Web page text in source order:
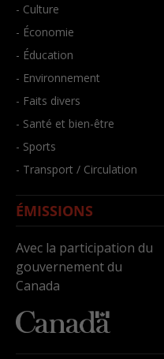
- Culture
- Économie
- Éducation
- Environnement
- Faits divers
- Santé et bien-être
- Sports
- Transport / Circulation
ÉMISSIONS
Avec la participation du
gouvernement du
Canada